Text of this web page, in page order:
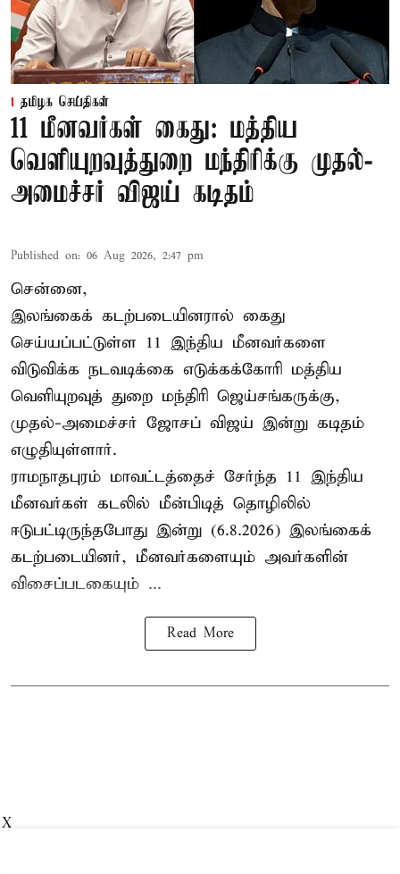
தமிழக செய்திகள்
11 மீனவர்கள் கைது: மத்திய
வெளியுறவுத்துறை மந்திரிக்கு முதல்-
அமைச்சர் விஜய் கடிதம்
Published on: 06 Aug 2026, 2:47 pm
சென்னை,
இலங்கைக் கடற்படையினரால் கைது
செய்யப்பட்டுள்ள 11 இந்திய மீனவர்களை
விடுவிக்க நடவடிக்கை எடுக்கக்கோரி மத்திய
வெளியுறவுத் துறை மந்திரி ஜெய்சங்கருக்கு,
முதல்-அமைச்சர் ஜோசப் விஜய் இன்று கடிதம்
எழுதியுள்ளார்.
ராமநாதபுரம் மாவட்டத்தைச் சேர்ந்த 11 இந்திய
மீனவர்கள் கடலில் மீன்பிடித் தொழிலில்
ஈடுபட்டிருந்தபோது இன்று (6.8.2026) இலங்கைக்
கடற்படையினர், மீனவர்களையும் அவர்களின்
விசைப்படகையும் ...
Read More
X